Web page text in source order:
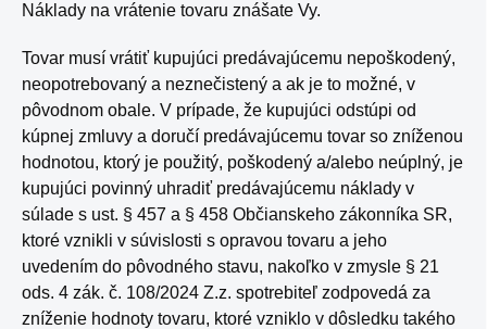
Náklady na vrátenie tovaru znášate Vy.
Tovar musí vrátiť kupujúci predávajúcemu nepoškodený,
neopotrebovaný a neznečistený a ak je to možné, v
pôvodnom obale. V prípade, že kupujúci odstúpi od
kúpnej zmluvy a doručí predávajúcemu tovar so zníženou
hodnotou, ktorý je použitý, poškodený a/alebo neúplný, je
kupujúci povinný uhradiť predávajúcemu náklady v
súlade s ust. § 457 a § 458 Občianskeho zákonníka SR,
ktoré vznikli v súvislosti s opravou tovaru a jeho
uvedením do pôvodného stavu, nakoľko v zmysle § 21
ods. 4 zák. č. 108/2024 Z.z. spotrebiteľ zodpovedá za
zníženie hodnoty tovaru, ktoré vzniklo v dôsledku takého